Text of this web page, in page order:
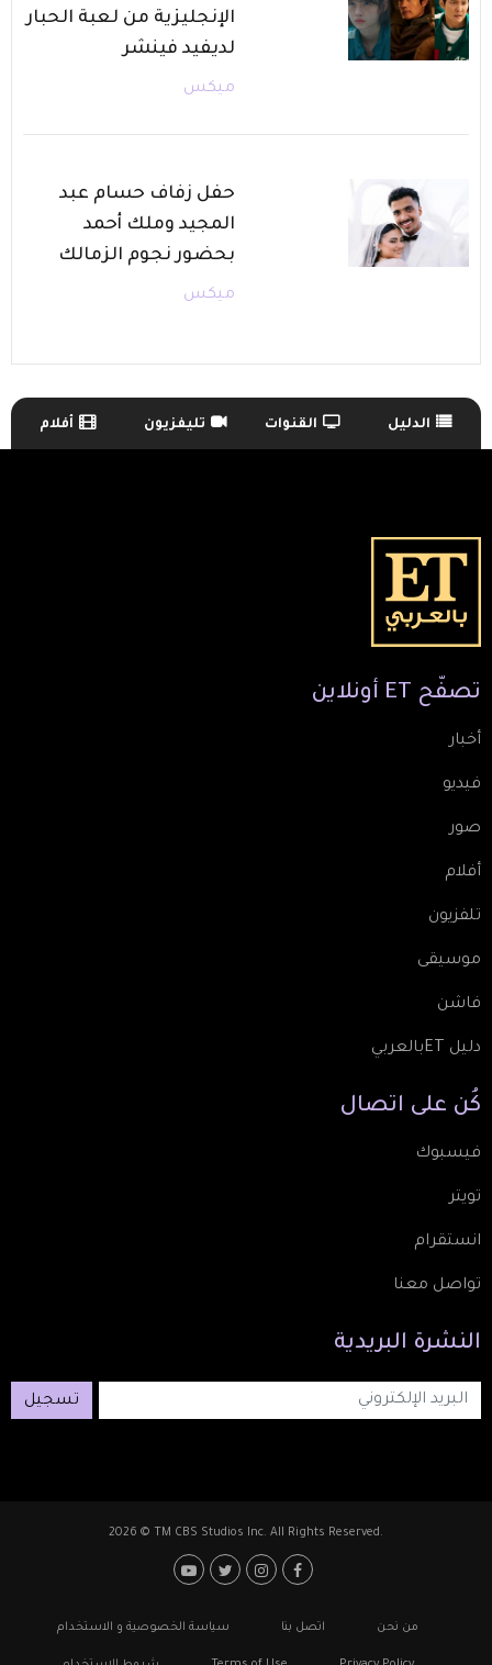
الإنجليزية من لعبة الحبار
لديفيد فينشر
ميكس
حفل زفاف حسام عبد
المجيد وملك أحمد
بحضور نجوم الزمالك
ميكس
TV Guide Menu الدليل القنوات تليفزيون أفلام
تصفّح ET أونلاين
أخبار
فيديو
صور
أفلام
تلفزيون
موسيقى
فاشن
دليل ETبالعربي
كُن على اتصال
فيسبوك
تويتر
انستقرام
تواصل معنا
النشرة البريدية
تسجيل
2026 © TM CBS Studios Inc. All Rights Reserved.
Footer: Social Media
Footerمن نحن اتصل بنا سياسة الخصوصية و الاستخدام